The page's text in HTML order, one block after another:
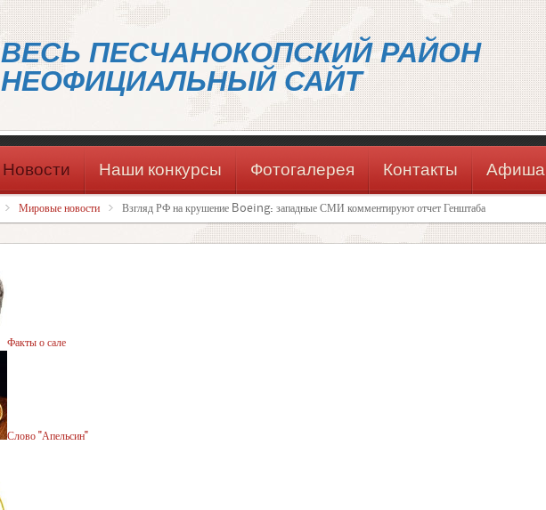
ВЕСЬ ПЕСЧАНОКОПСКИЙ РАЙОН
НЕОФИЦИАЛЬНЫЙ САЙТ
Новости Наши конкурсы Фотогалерея Контакты Афиша
Мировые новости Взгляд РФ на крушение Boeing: западные СМИ комментируют отчет Генштаба
Факты о сале
Слово "Апельсин"